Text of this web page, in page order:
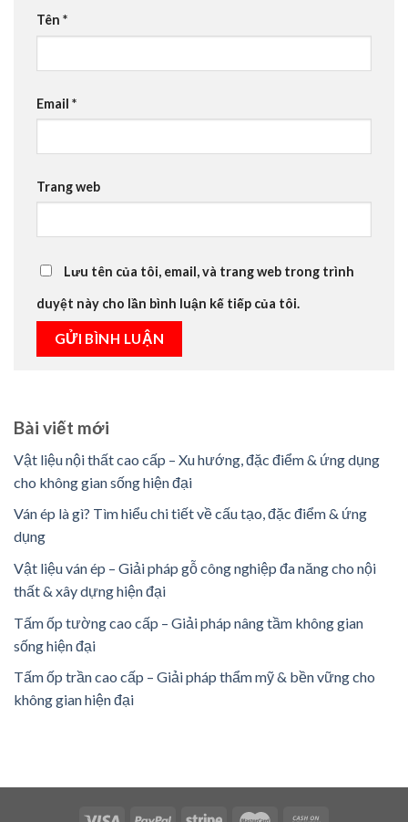
Tên *
Email *
Trang web
Lưu tên của tôi, email, và trang web trong trình
duyệt này cho lần bình luận kế tiếp của tôi.
Bài viết mới
Vật liệu nội thất cao cấp – Xu hướng, đặc điểm & ứng dụng
cho không gian sống hiện đại
Ván ép là gì? Tìm hiểu chi tiết về cấu tạo, đặc điểm & ứng
dụng
Vật liệu ván ép – Giải pháp gỗ công nghiệp đa năng cho nội
thất & xây dựng hiện đại
Tấm ốp tường cao cấp – Giải pháp nâng tầm không gian
sống hiện đại
Tấm ốp trần cao cấp – Giải pháp thẩm mỹ & bền vững cho
không gian hiện đại